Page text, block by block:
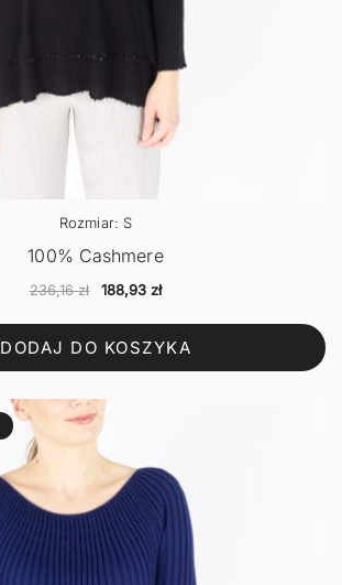
Rozmiar: S
100% Cashmere
236,16zł
Pierwotna
wynosiła:
236,16 zł.
188,93 złAktualna
wynosi:
188,93 zł.
DODAJ DO KOSZYKA